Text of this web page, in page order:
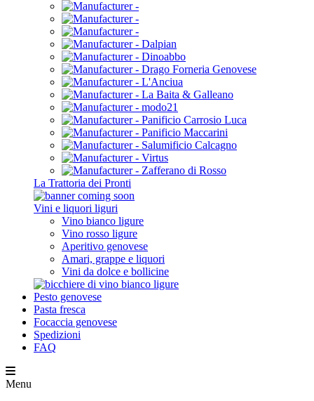
La Trattoria dei Pronti
Vini e liquori liguri
Vino bianco ligure
Vino rosso ligure
Aperitivo genovese
Amari, grappe e liquori
Vini da dolce e bollicine
Pesto genovese
Pasta fresca
Focaccia genovese
Spedizioni
FAQ
Menu